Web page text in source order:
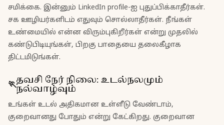
சமிக்கை. இன்னும் LinkedIn profile-ஐ புதுப்பிக்காதீர்கள்.
சக ஊழியர்களிடம் எதுவும் சொல்லாதீர்கள். நீங்கள்
உண்மையில் என்ன விரும்புகிறீர்கள் என்று முதலில்
கண்டுபிடியுங்கள், பிறகு பாதையை தலைகீழாக
திட்டமிடுங்கள்.
🏃தவசி நேர் நிலை:உடல்நலமும்
நல்வாழ்வும்
உங்கள் உடல் அதிகமான உள்ளீடு வேண்டாம்,
குறைவானது போதும் என்று கேட்கிறது. குறைவான